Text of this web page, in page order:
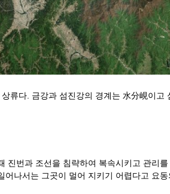
류다. 금강과 섬진강의 경계는 水分峴이
진번과 조선을 침략하여 복속시키고 관
나서는 그곳이 멀어 지키기 어렵다고 요